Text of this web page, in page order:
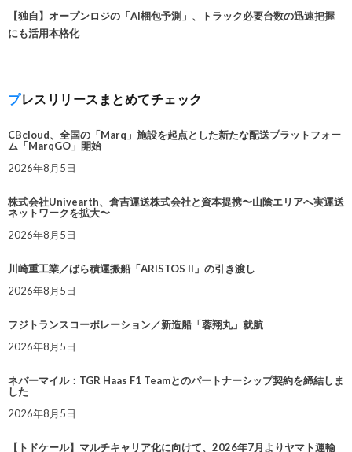
【独自】オープンロジの「AI梱包予測」、トラック必要台数の迅速把握
にも活用本格化
プレスリリースまとめてチェック
CBcloud、全国の「Marq」施設を起点とした新たな配送プラットフォー
ム「MarqGO」開始
2026年8月5日
株式会社Univearth、倉吉運送株式会社と資本提携〜山陰エリアへ実運送
ネットワークを拡大〜
2026年8月5日
川崎重工業／ばら積運搬船「ARISTOS II」の引き渡し
2026年8月5日
フジトランスコーポレーション／新造船「蓉翔丸」就航
2026年8月5日
ネバーマイル：TGR Haas F1 Teamとのパートナーシップ契約を締結しま
した
2026年8月5日
【トドケール】マルチキャリア化に向けて、2026年7月よりヤマト運輸